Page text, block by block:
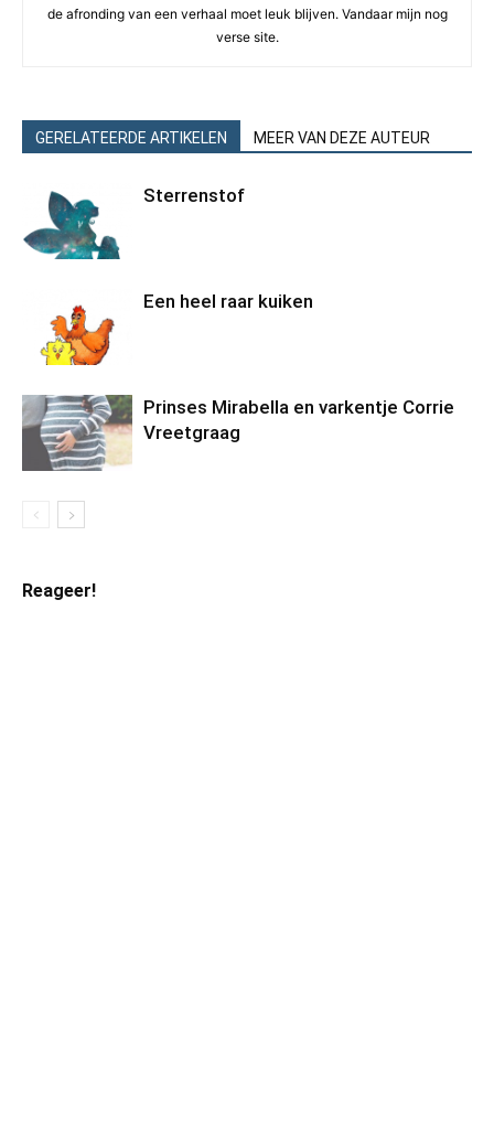
de afronding van een verhaal moet leuk blijven. Vandaar mijn nog
verse site.
GERELATEERDE ARTIKELEN MEER VAN DEZE AUTEUR
Sterrenstof
Een heel raar kuiken
Prinses Mirabella en varkentje Corrie
Vreetgraag
Reageer!